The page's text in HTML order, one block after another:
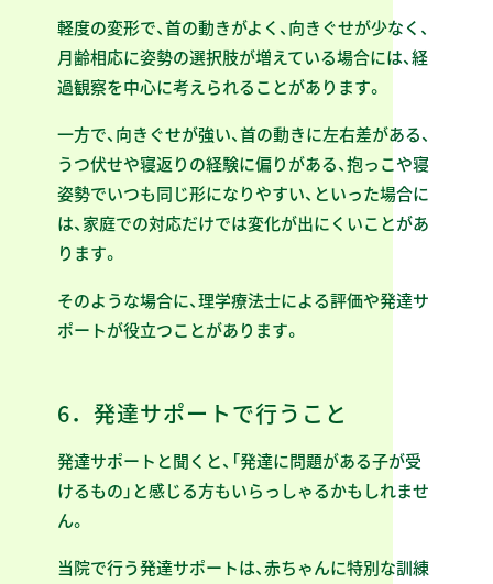
軽度の変形で、首の動きがよく、向きぐせが少なく、
月齢相応に姿勢の選択肢が増えている場合には、経
過観察を中心に考えられることがあります。
一方で、向きぐせが強い、首の動きに左右差がある、
うつ伏せや寝返りの経験に偏りがある、抱っこや寝
姿勢でいつも同じ形になりやすい、といった場合に
は、家庭での対応だけでは変化が出にくいことがあ
ります。
そのような場合に、理学療法士による評価や発達サ
ポートが役立つことがあります。
6．発達サポートで行うこと
発達サポートと聞くと、「発達に問題がある子が受
けるもの」と感じる方もいらっしゃるかもしれませ
ん。
当院で行う発達サポートは、赤ちゃんに特別な訓練